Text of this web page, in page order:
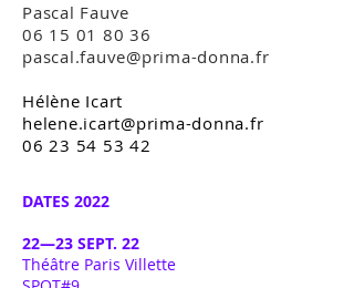
Pascal Fauve
06 15 01 80 36
pascal.fauve@prima-donna.fr
Hélène Icart
helene.icart@prima-donna.fr
06 23 54 53 42
DATES 2022
22—23 SEPT. 22
Théâtre Paris Villette